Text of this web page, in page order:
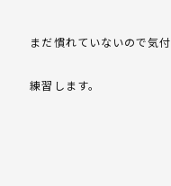
まだ慣れていないので気
練習します。